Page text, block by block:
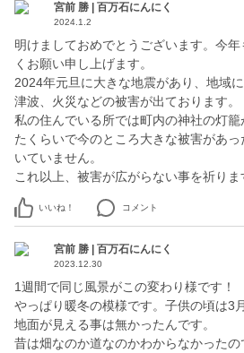
宮前 勝 | 百万石にんにく
2024.1.2
明けましておめでとうございます。今年
くお願い申し上げます。
2024年元旦に大きな地震があり、地域
津波、火災などの被害が出ております。
私の住んでいる所では町内の神社の灯籠
たくらいで今のところ大きな被害があっ
いていません。
これ以上、被害が広がらない事を祈りま
いいね！ コメント
宮前 勝 | 百万石にんにく
2023.12.30
1週間で同じ風景がこの変わり様です！
やっぱり暖冬の模様です。子供の頃は3
地面が見える事は無かったんです。
昔は畑なのか道なのかわからなかったの